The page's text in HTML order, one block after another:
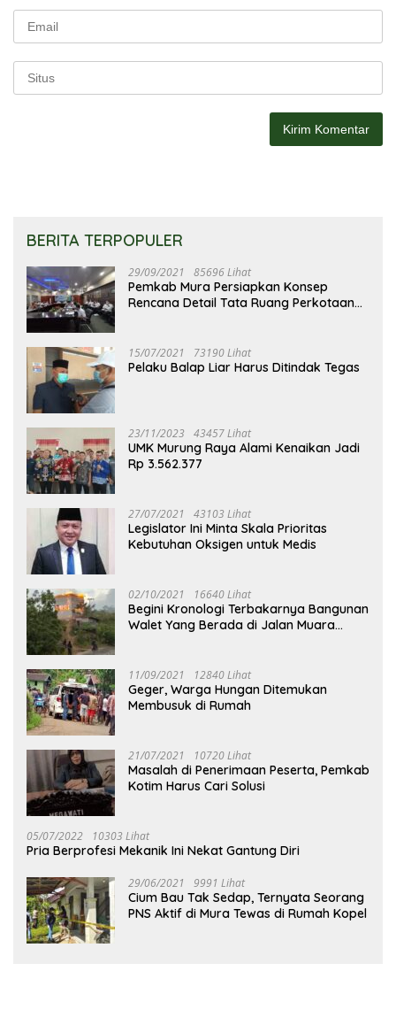
BERITA TERPOPULER
29/09/2021 85696 Lihat
Pemkab Mura Persiapkan Konsep
Rencana Detail Tata Ruang Perkotaan
15/07/2021 73190 Lihat
Pelaku Balap Liar Harus Ditindak Tegas
23/11/2023 43457 Lihat
UMK Murung Raya Alami Kenaikan Jadi
Rp 3.562.377
27/07/2021 43103 Lihat
Legislator Ini Minta Skala Prioritas
Kebutuhan Oksigen untuk Medis
02/10/2021 16640 Lihat
Begini Kronologi Terbakarnya Bangunan
Walet Yang Berada di Jalan Muara
11/09/2021 12840 Lihat
Geger, Warga Hungan Ditemukan
Membusuk di Rumah
21/07/2021 10720 Lihat
Masalah di Penerimaan Peserta, Pemkab
Kotim Harus Cari Solusi
05/07/2022 10303 Lihat
Pria Berprofesi Mekanik Ini Nekat Gantung Diri
29/06/2021 9991 Lihat
Cium Bau Tak Sedap, Ternyata Seorang
PNS Aktif di Mura Tewas di Rumah Kopel